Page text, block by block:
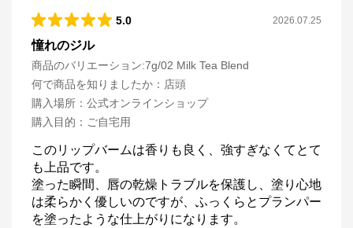
5.0 2026.07.25
憧れのジル
商品のバリエーション:7g/02 Milk Tea Blend
何で商品を知りましたか ： 店頭
購入場所 ： 公式オンラインショップ
購入目的 ： ご自宅用
このリップバームは香りも良く、強すぎなくてとて
も上品です。
塗った瞬間、唇の乾燥トラブルを保護し、塗り心地
は柔らかく優しいのですが、ふっくらとプランパー
を塗ったような仕上がりになります。